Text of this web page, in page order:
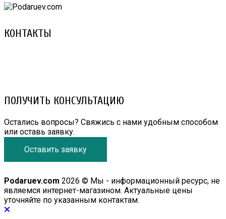
КОНТАКТЫ
ПОЛУЧИТЬ КОНСУЛЬТАЦИЮ
Остались вопросы? Свяжись с нами удобным способом
или оставь заявку.
Оставить заявку
Podaruev.com 2026 © Мы - информационный ресурс, не
являемся интернет-магазином. Актуальные цены
уточняйте по указанным контактам.